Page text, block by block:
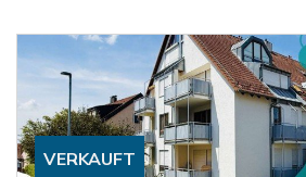
VERKAUFT